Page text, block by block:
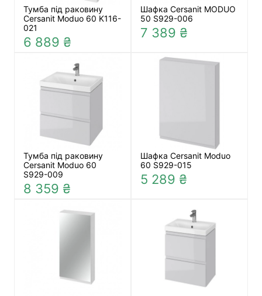
Тумба під раковину
Cersanit Moduo 60 K116-
021
6 889 ₴
Шафка Cersanit MODUO
50 S929-006
7 389 ₴
Тумба під раковину
Cersanit Moduo 60
S929-009
8 359 ₴
Шафка Cersanit Moduo
60 S929-015
5 289 ₴